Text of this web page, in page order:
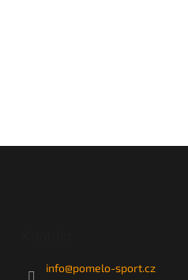
info@pomelo-sport.cz